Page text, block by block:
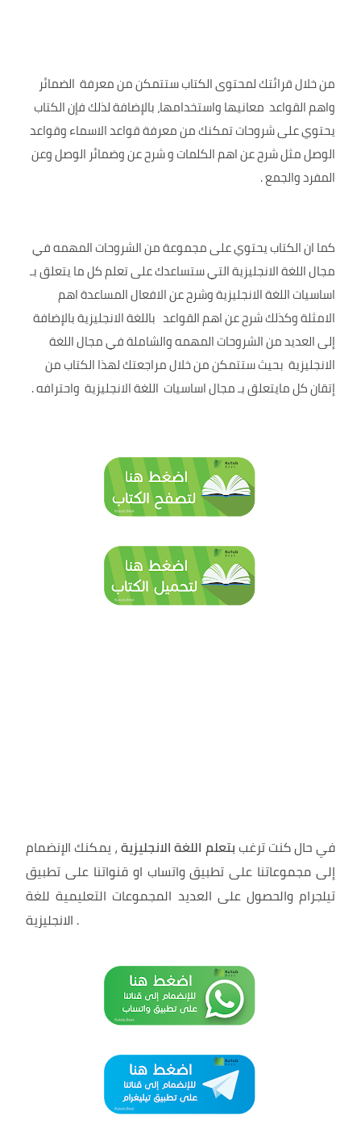
من خلال قرائتك لمحتوى الكتاب ستتمكن من معرفة الضمائر
واهم القواعد معانيها واستخدامها، بالإضافة لذلك فإن الكتاب
يحتوي على شروحات تمكنك من معرفة قواعد الاسماء وقواعد
الوصل مثل شرح عن اهم الكلمات و شرح عن وضمائر الوصل وعن
المفرد والجمع .
كما ان الكتاب يحتوي على مجموعة من الشروحات المهمه في
مجال اللغة الانجليزية التي ستساعدك على تعلم كل ما يتعلق بـ
اساسيات اللغة الانجليزية وشرح عن الافعال المساعدة اهم
الامثلة وكذلك شرح عن اهم القواعد باللغة الانجليزية بالإضافة
إلى العديد من الشروحات المهمه والشاملة في مجال اللغة
الانجليزية بحيث ستتمكن من خلال مراجعتك لهذا الكتاب من
إتقان كل مايتعلق بـ مجال اساسيات اللغة الانجليزية واحترافه .
في حال كنت ترغب بتعلم اللغة الانجليزية، يمكنك الإنضمام
إلى مجموعاتنا على تطبيق واتساب او قنواتنا على تطبيق
تيلجرام والحصول على العديد المجموعات التعليمية للغة
.